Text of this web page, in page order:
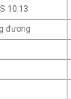
10.13
đương